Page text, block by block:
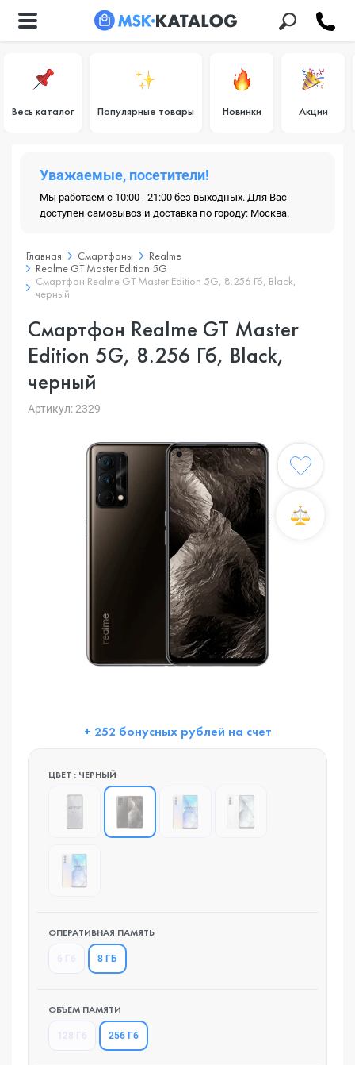
Весь каталог Популярные товары Новинки Акции
Уважаемые, посетители!
Мы работаем с 10:00 - 21:00 без выходных. Для Вас
доступен самовывоз и доставка по городу: Москва.
Главная Смартфоны
Realme
Realme GT Master Edition 5G
Смартфон Realme GT Master Edition 5G, 8.256 Гб, Black,
черный
Смартфон Realme GT Master
Edition 5G, 8.256 Гб, Black,
черный
Артикул: 2329
+ 252 бонусных рублей на счет
ЦВЕТ : ЧЕРНЫЙ
ОПЕРАТИВНАЯ ПАМЯТЬ
8 ГБ
ОБЪЕМ ПАМЯТИ
256 Гб